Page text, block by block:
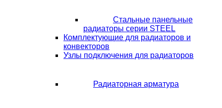
Стальные панельные
радиаторы серии STEEL
Комплектующие для радиаторов и
конвекторов
Узлы подключения для радиаторов
Радиаторная арматура